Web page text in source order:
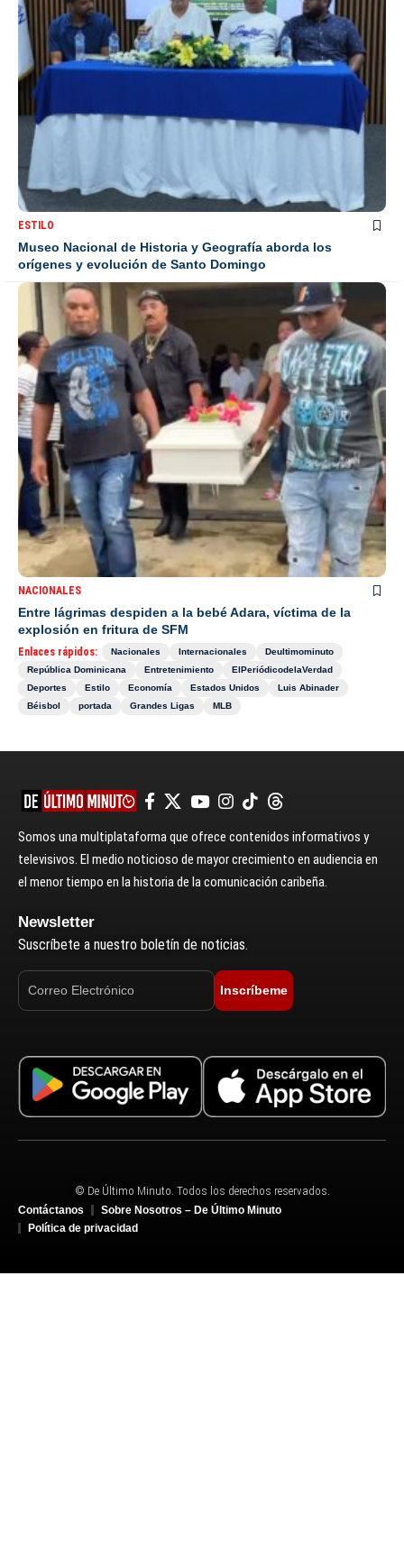
ESTILO
Museo Nacional de Historia y Geografía aborda los
orígenes y evolución de Santo Domingo
NACIONALES
Entre lágrimas despiden a la bebé Adara, víctima de la
explosión en fritura de SFM
Enlaces rápidos: Nacionales Internacionales
Deultimominuto
República Dominicana
Entretenimiento
ElPeriódicodelaVerdad
Deportes
Estilo Economía Estados Unidos
Luis Abinader
Béisbol
portada Grandes Ligas MLB
Somos una multiplataforma que ofrece contenidos informativos y
televisivos. El medio noticioso de mayor crecimiento en audiencia en
el menor tiempo en la historia de la comunicación caribeña.
Newsletter
Suscríbete a nuestro boletín de noticias.
Inscríbeme
© De Último Minuto. Todos los derechos reservados.
Contáctanos
Sobre Nosotros – De Último Minuto
Política de privacidad